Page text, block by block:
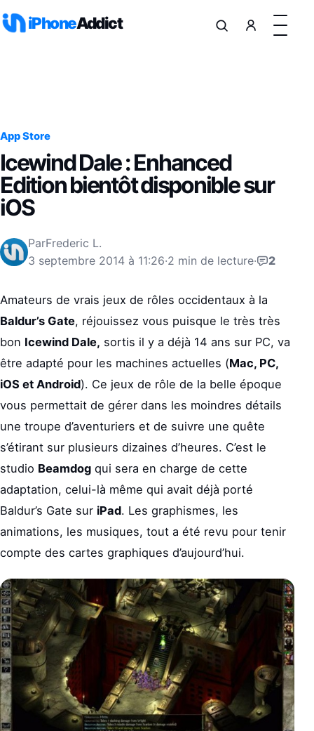
iPhoneAddict
App Store
Icewind Dale : Enhanced
Edition bientôt disponible sur
iOS
ParFrederic L.
3 septembre 2014 à 11:26·2 min de lecture· 2
Amateurs de vrais jeux de rôles occidentaux à la
Baldur’s Gate, réjouissez vous puisque le très très
bon Icewind Dale, sortis il y a déjà 14 ans sur PC, va
être adapté pour les machines actuelles (Mac, PC,
iOS et Android). Ce jeux de rôle de la belle époque
vous permettait de gérer dans les moindres détails
une troupe d’aventuriers et de suivre une quête
s’étirant sur plusieurs dizaines d’heures. C’est le
studio Beamdog qui sera en charge de cette
adaptation, celui-là même qui avait déjà porté
Baldur’s Gate sur iPad. Les graphismes, les
animations, les musiques, tout a été revu pour tenir
compte des cartes graphiques d’aujourd’hui.